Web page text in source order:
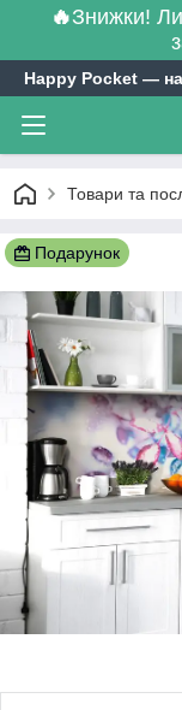
🔥Знижки!
Happy Pocket ―
Товари та
Подарунок